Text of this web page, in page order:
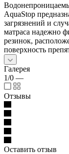
AquaStop
загрязнений и
матраса надежно
резинок,
поверхность
Галерея
1/0 —
Отзывы
Оставить отзыв